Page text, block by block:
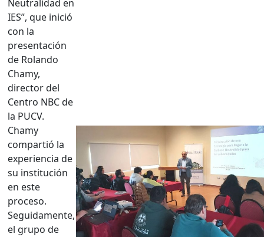
Neutralidad en
IES”, que inició
con la
presentación
de Rolando
Chamy,
director del
Centro NBC de
la PUCV.
Chamy
compartió la
experiencia de
su institución
en este
proceso.
Seguidamente,
el grupo de